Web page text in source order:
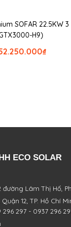
SOFAR 22.5KW
H9)
₫
ECO SOLAR
đường Lâm Thị Hố,
12, TP. Hồ Chí
297 - 0937 296